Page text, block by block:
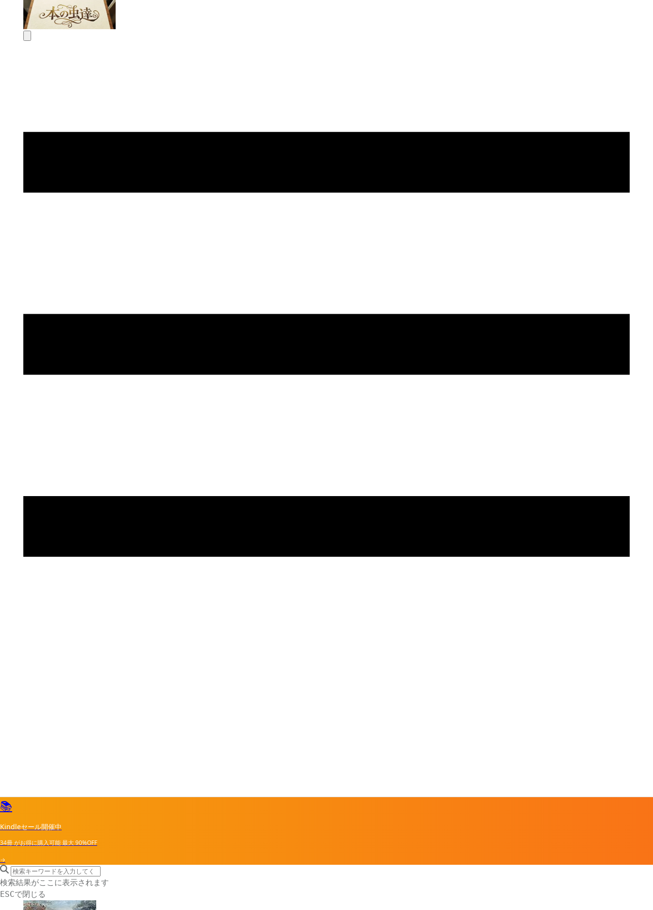
📚
Kindleセール開催中
34冊がお得に購入可能最大90%OFF
→
search icon
サイト内検索
検索結果がここに表示されます
ESCで閉じる